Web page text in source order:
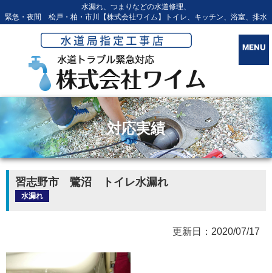
水漏れ、つまりなどの水道修理、
緊急・夜間 松戸・柏・市川【株式会社ワイム】トイレ、キッチン、浴室、排水
対応実績
習志野市 鷺沼 トイレ水漏れ
水漏れ
更新日：2020/07/17